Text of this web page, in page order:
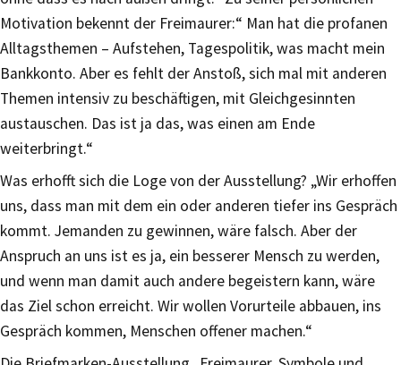
Motivation bekennt der Freimaurer:“ Man hat die profanen
Alltagsthemen – Aufstehen, Tagespolitik, was macht mein
Bankkonto. Aber es fehlt der Anstoß, sich mal mit anderen
Themen intensiv zu beschäftigen, mit Gleichgesinnten
austauschen. Das ist ja das, was einen am Ende
weiterbringt.“
Was erhofft sich die Loge von der Ausstellung? „Wir erhoffen
uns, dass man mit dem ein oder anderen tiefer ins Gespräch
kommt. Jemanden zu gewinnen, wäre falsch. Aber der
Anspruch an uns ist es ja, ein besserer Mensch zu werden,
und wenn man damit auch andere begeistern kann, wäre
das Ziel schon erreicht. Wir wollen Vorurteile abbauen, ins
Gespräch kommen, Menschen offener machen.“